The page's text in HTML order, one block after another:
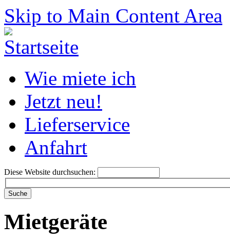
Skip to Main Content Area
Wie miete ich
Jetzt neu!
Lieferservice
Anfahrt
Diese Website durchsuchen:
Mietgeräte